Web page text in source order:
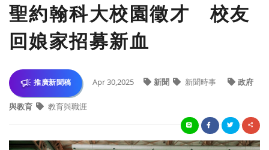
聖約翰科大校園徵才 校友
回娘家招募新血
推廣新聞稿 Apr 30,2025 新聞 新聞時事 政府
與教育 教育與職涯